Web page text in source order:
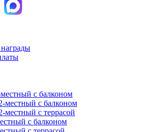
с балконом
местный с балконом
с террасой
с балконом